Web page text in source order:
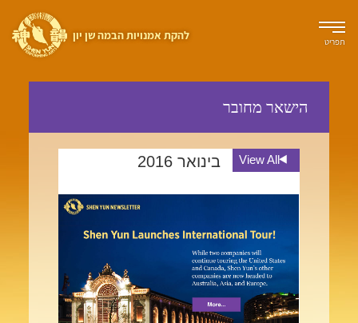
להקת אמנויות הבמה שן יון תפריט
הישאר מחובר
View All בינואר 2016